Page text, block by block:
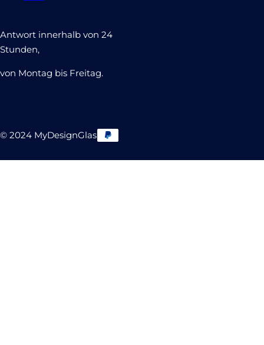
Antwort innerhalb von 24
Stunden,
von Montag bis Freitag.
© 2024 MyDesignGlas